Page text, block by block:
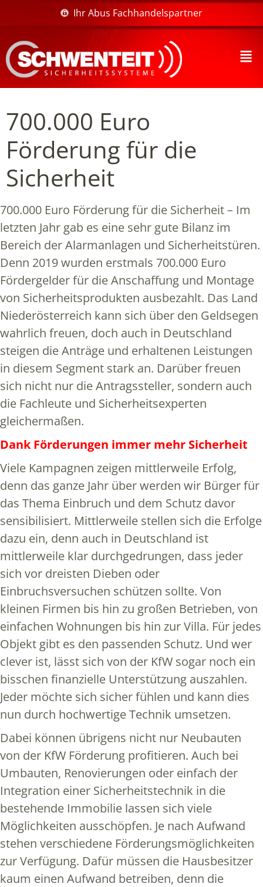
Ihr Abus Fachhandelspartner
700.000 Euro
Förderung für die
Sicherheit
700.000 Euro Förderung für die Sicherheit – Im
letzten Jahr gab es eine sehr gute Bilanz im
Bereich der Alarmanlagen und Sicherheitstüren.
Denn 2019 wurden erstmals 700.000 Euro
Fördergelder für die Anschaffung und Montage
von Sicherheitsprodukten ausbezahlt. Das Land
Niederösterreich kann sich über den Geldsegen
wahrlich freuen, doch auch in Deutschland
steigen die Anträge und erhaltenen Leistungen
in diesem Segment stark an. Darüber freuen
sich nicht nur die Antragssteller, sondern auch
die Fachleute und Sicherheitsexperten
gleichermaßen.
Dank Förderungen immer mehr Sicherheit
Viele Kampagnen zeigen mittlerweile Erfolg,
denn das ganze Jahr über werden wir Bürger für
das Thema Einbruch und dem Schutz davor
sensibilisiert. Mittlerweile stellen sich die Erfolge
dazu ein, denn auch in Deutschland ist
mittlerweile klar durchgedrungen, dass jeder
sich vor dreisten Dieben oder
Einbruchsversuchen schützen sollte. Von
kleinen Firmen bis hin zu großen Betrieben, von
einfachen Wohnungen bis hin zur Villa. Für jedes
Objekt gibt es den passenden Schutz. Und wer
clever ist, lässt sich von der KfW sogar noch ein
bisschen finanzielle Unterstützung auszahlen.
Jeder möchte sich sicher fühlen und kann dies
nun durch hochwertige Technik umsetzen.
Dabei können übrigens nicht nur Neubauten
von der KfW Förderung profitieren. Auch bei
Umbauten, Renovierungen oder einfach der
Integration einer Sicherheitstechnik in die
bestehende Immobilie lassen sich viele
Möglichkeiten ausschöpfen. Je nach Aufwand
stehen verschiedene Förderungsmöglichkeiten
zur Verfügung. Dafür müssen die Hausbesitzer
kaum einen Aufwand betreiben, denn die